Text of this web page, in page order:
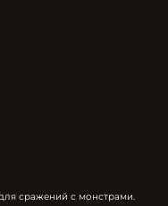
сражений с монстрами.